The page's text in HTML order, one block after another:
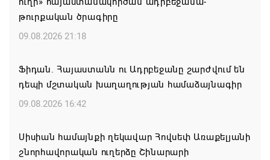
թուրքական ծրագիրը
09.08.2026 21:18
Ֆիդան. Հայաստանն ու Ադրբեջանը շարժվում են
դեպի մշտական խաղաղության համաձայնագիր
09.08.2026 16:42
Սիսիան համայնքի ղեկավար Հովսեփ Առաքելյանի
շնորհավորական ուղերձը Շինարարի